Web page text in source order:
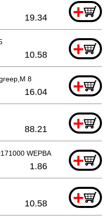
+
19.34
+
10.58
8 +
16.04
+
88.21
WEPBA 14-125 Q
+
1.86
+
10.58